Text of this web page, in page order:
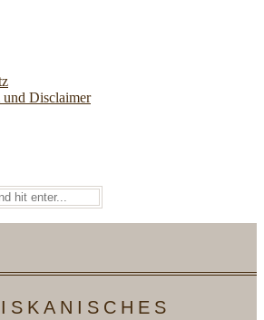
und Disclaimer